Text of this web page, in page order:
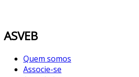
ASVEB
Quem somos
Associe-se